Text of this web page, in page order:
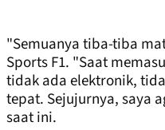
"Semuanya tiba-tiba
Sports F1. "Saat
tidak ada elektronik,
tepat. Sejujurnya, saya
saat ini.